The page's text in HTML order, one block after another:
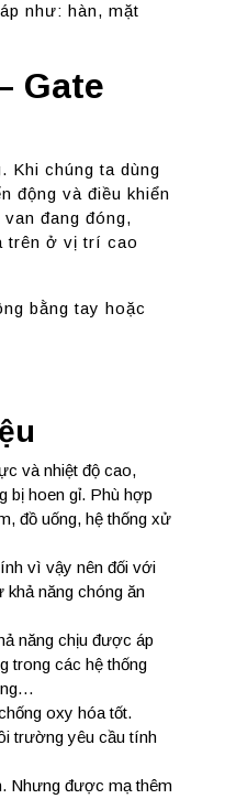
như: hàn, mặt
Gate
Khi chúng ta dùng
động và điều khiển
đang đóng,
trên ở vị trí cao
bằng tay hoặc
và nhiệt độ cao,
bị hoen gỉ. Phù hợp
đồ uống, hệ thống xử
vì vậy nên đối với
khả năng chóng ăn
năng chịu được áp
trong các hệ thống
oxy hóa tốt.
trường yêu cầu tính
Nhưng được mạ thêm